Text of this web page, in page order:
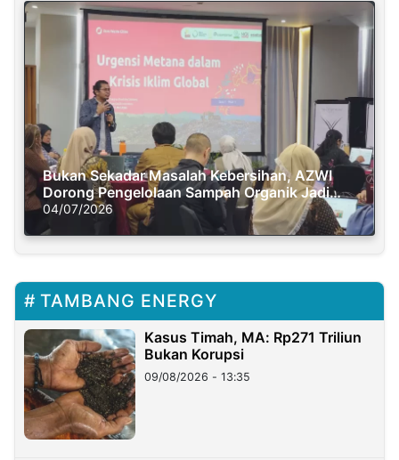
Bukan Sekadar Masalah Kebersihan, AZWI
Dorong Pengelolaan Sampah Organik Jadi
Solusi Krisis Iklim
04/07/2026
TAMBANG ENERGY
Kasus Timah, MA: Rp271 Triliun
Bukan Korupsi
09/08/2026 - 13:35